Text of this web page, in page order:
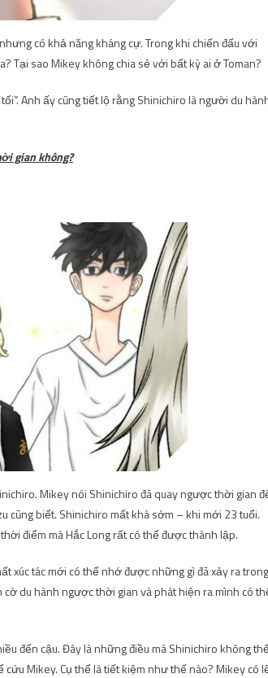
có khả năng kháng cự. Trong khi chiến đấu với
Tại sao Mikey không chia sẻ với bất kỳ ai ở Toman?
Anh ấy cũng tiết lộ rằng Shinichiro là người du
gian không?
Mikey nói Shinichiro đã quay ngược thời gian
cũng biết. Shinichiro mất khá sớm – khi mới 23 tuổi.
điểm mà Hắc Long rất có thể được thành lập.
xúc tác mới có thể nhớ được những gì đã xảy ra trong
du hành ngược thời gian và phát hiện ra mình có
đến cậu. Đây là những điều mà Shinichiro không
Mikey. Cụ thể là tiết kiệm như thế nào? Mikey có